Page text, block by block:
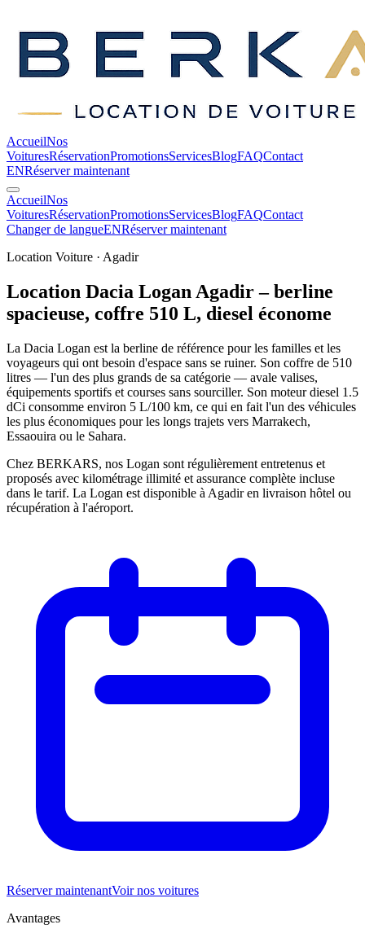
AccueilNos
VoituresRéservationPromotionsServicesBlogFAQContact
ENRéserver maintenant
AccueilNos
VoituresRéservationPromotionsServicesBlogFAQContact
Changer de langueENRéserver maintenant
Location Voiture · Agadir
Location Dacia Logan Agadir – berline
spacieuse, coffre 510 L, diesel économe
La Dacia Logan est la berline de référence pour les familles et les
voyageurs qui ont besoin d'espace sans se ruiner. Son coffre de 510
litres — l'un des plus grands de sa catégorie — avale valises,
équipements sportifs et courses sans sourciller. Son moteur diesel 1.5
dCi consomme environ 5 L/100 km, ce qui en fait l'un des véhicules
les plus économiques pour les longs trajets vers Marrakech,
Essaouira ou le Sahara.
Chez BERKARS, nos Logan sont régulièrement entretenus et
proposés avec kilométrage illimité et assurance complète incluse
dans le tarif. La Logan est disponible à Agadir en livraison hôtel ou
récupération à l'aéroport.
Réserver maintenantVoir nos voitures
Avantages